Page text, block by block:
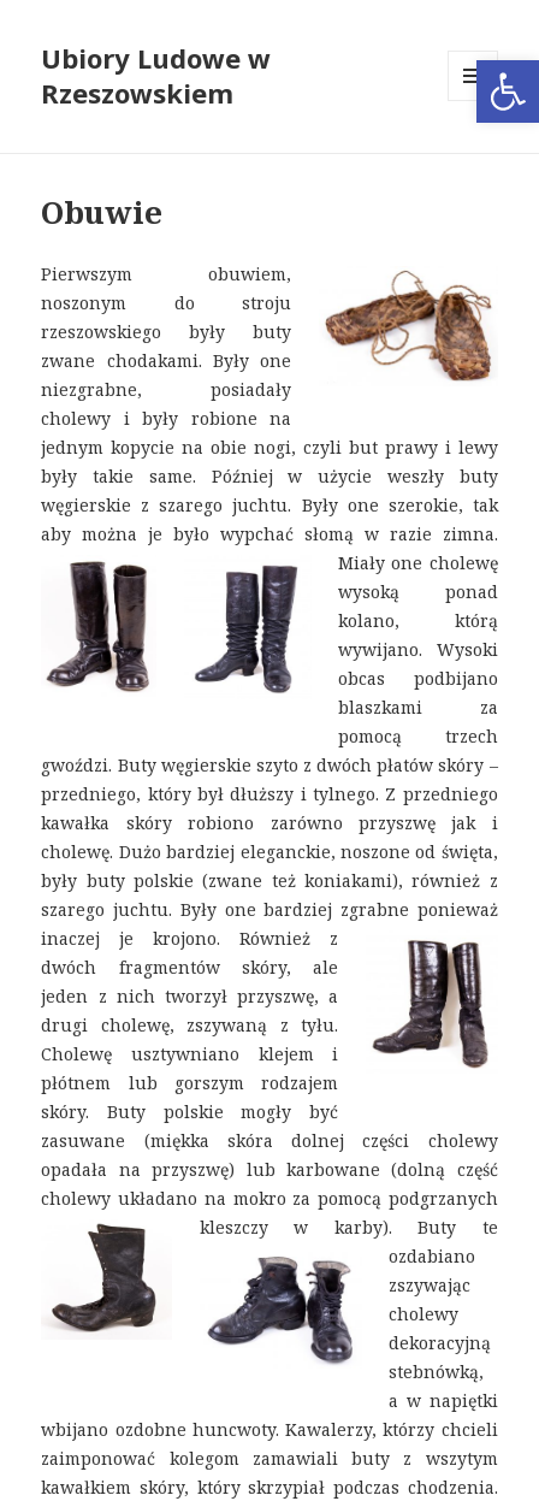
Ubiory Ludowe w
Rzeszowskiem
MENU
Obuwie
Pierwszym obuwiem,
noszonym do stroju
rzeszowskiego były buty
zwane chodakami. Były one
niezgrabne, posiadały
cholewy i były robione na
jednym kopycie na obie nogi, czyli but prawy i lewy
były takie same. Później w użycie weszły buty
węgierskie z szarego juchtu. Były one szerokie, tak
aby można je było wypchać słomą w razie zimna.
Miały one cholewę
wysoką ponad
kolano, którą
wywijano. Wysoki
obcas podbijano
blaszkami za
pomocą trzech
gwoździ. Buty węgierskie szyto z dwóch płatów skóry –
przedniego, który był dłuższy i tylnego. Z przedniego
kawałka skóry robiono zarówno przyszwę jak i
cholewę. Dużo bardziej eleganckie, noszone od święta,
były buty polskie (zwane też koniakami), również z
szarego juchtu. Były one bardziej zgrabne ponieważ
inaczej je krojono.Również z
dwóch fragmentów skóry, ale
jeden z nich tworzył przyszwę, a
drugi cholewę, zszywaną z tyłu.
Cholewę usztywniano klejem i
płótnem lub gorszym rodzajem
skóry. Buty polskie mogły być
zasuwane (miękka skóra dolnej części cholewy
opadała na przyszwę) lub karbowane (dolną część
cholewy układano na mokro za pomocą podgrzanych
kleszczy w karby).Buty te
ozdabiano
zszywając
cholewy
dekoracyjną
stebnówką,
a w napiętki
wbijano ozdobne huncwoty. Kawalerzy, którzy chcieli
zaimponować kolegom zamawiali buty z wszytym
kawałkiem skóry, który skrzypiał podczas chodzenia.